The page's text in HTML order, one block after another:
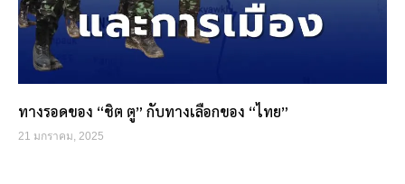
ทางรอดของ “ชิต ตู” กับทางเลือกของ “ไทย”
21 มกราคม, 2025